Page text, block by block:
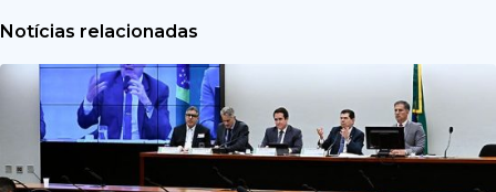
Notícias relacionadas